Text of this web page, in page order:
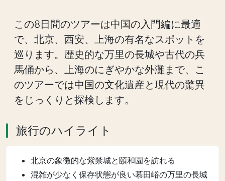
この8日間のツアーは中国の入門編に最適
で、北京、西安、上海の有名なスポットを
巡ります。歴史的な万里の長城や古代の兵
馬俑から、上海のにぎやかな外灘まで、こ
のツアーでは中国の文化遺産と現代の驚異
をじっくりと探検します。
旅行のハイライト
北京の象徴的な紫禁城と頤和園を訪れる
混雑が少なく保存状態が良い慕田峪の万里の長城